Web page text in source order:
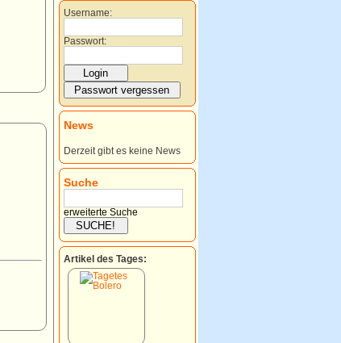
Username:
Passwort:
News
Derzeit gibt es keine News
Suche
erweiterte Suche
Artikel des Tages: